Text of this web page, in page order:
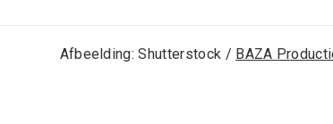
Afbeelding: Shutterstock / BAZA